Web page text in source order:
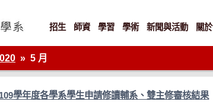
網站
招生 師資 學習 學術 新聞與活動 關於
5 月
109學年度各學系學生申請修讀輔系、雙主修審核結果